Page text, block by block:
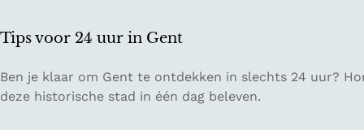
t
i
n
Tips voor 24 uur in Gent
T
i
Ben je klaar om Gent te ontdekken in slechts 24 uur?
deze historische stad in één dag beleven.